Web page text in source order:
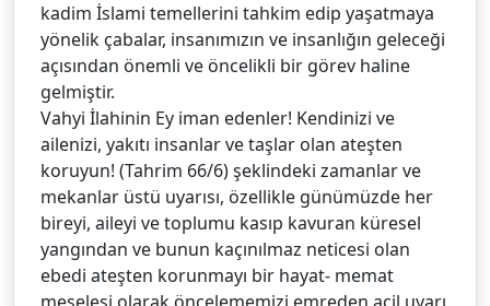
kadim İslami temellerini tahkim edip yaşatmaya
yönelik çabalar, insanımızın ve insanlığın geleceği
açısından önemli ve öncelikli bir görev haline
gelmiştir.
Vahyi İlahinin Ey iman edenler! Kendinizi ve
ailenizi, yakıtı insanlar ve taşlar olan ateşten
koruyun! (Tahrim 66/6) şeklindeki zamanlar ve
mekanlar üstü uyarısı, özellikle günümüzde her
bireyi, aileyi ve toplumu kasıp kavuran küresel
yangından ve bunun kaçınılmaz neticesi olan
ebedi ateşten korunmayı bir hayat- memat